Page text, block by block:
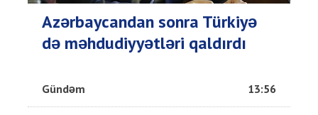
Azərbaycandan sonra Türkiyə
də məhdudiyyətləri qaldırdı
Gündəm 13:56